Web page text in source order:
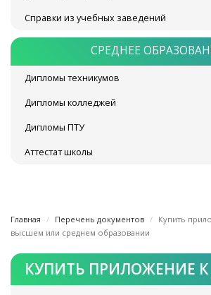
Справки из учебных заведений
СРЕДНЕЕ
Дипломы техникумов
Дипломы колледжей
Дипломы ПТУ
Аттестат школы
Главная Перечень документов
Купить
высшем или среднем образовании
КУПИТЬ ПРИЛОЖЕНИЕ